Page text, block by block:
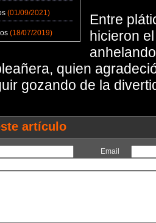
(01/09/2021)
(18/07/2019)
Entre
hicieron
quien
gozando de la
artículo
Email